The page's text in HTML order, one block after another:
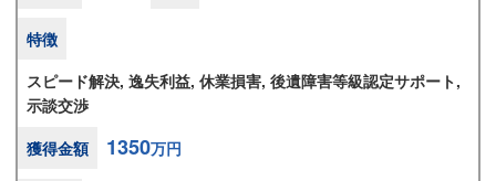
特徴
スピード解決, 逸失利益, 休業損害, 後遺障害等級認定サポート,
示談交渉
獲得金額
1350万円